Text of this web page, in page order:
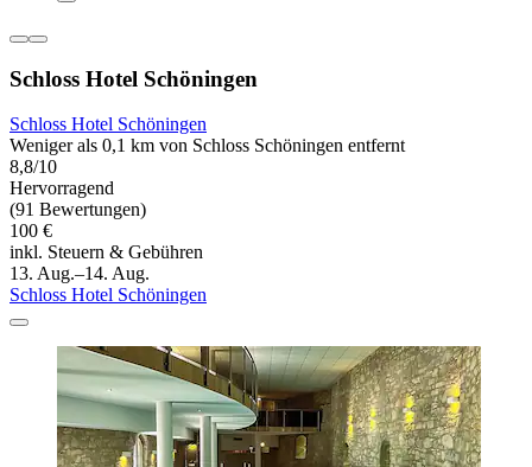
Schloss Hotel Schöningen
Schloss Hotel Schöningen
Weniger als 0,1 km von Schloss Schöningen entfernt
8,8/10
Hervorragend
(91 Bewertungen)
100 €
inkl. Steuern & Gebühren
13. Aug.–14. Aug.
Schloss Hotel Schöningen